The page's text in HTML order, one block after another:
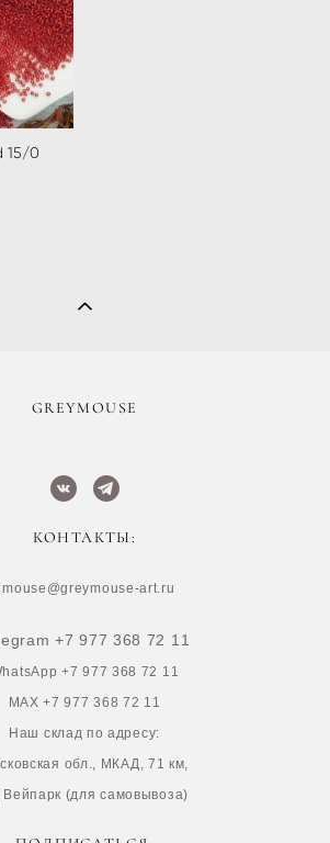
15/0
​GREYMOUSE
КОНТАКТЫ:
art.ru
+7 977 368 72 11
+7 977 368 72 11
MAX +7 977 368 72 11
Наш склад по адресу:
обл., МКАД, 71 км,
(для самовывоза)